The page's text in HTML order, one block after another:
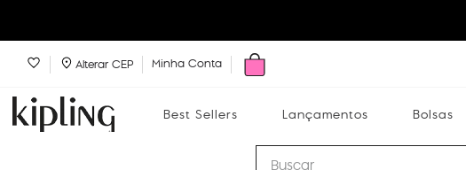
Alterar CEP Minha Conta
Best Sellers Lançamentos Bolsas
Buscar